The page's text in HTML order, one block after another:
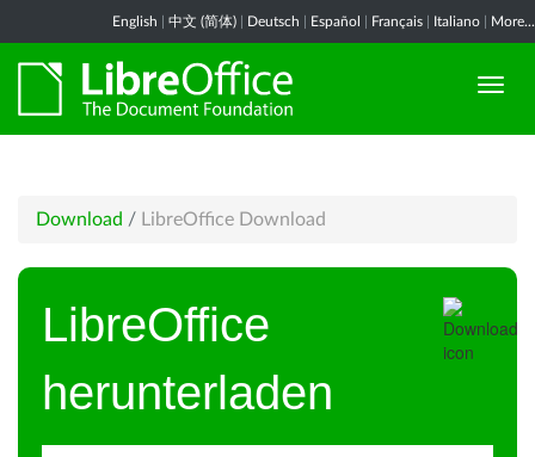
English 中文 (简体) Deutsch Español Français Italiano More...
Download / LibreOffice Download
LibreOffice
herunterladen